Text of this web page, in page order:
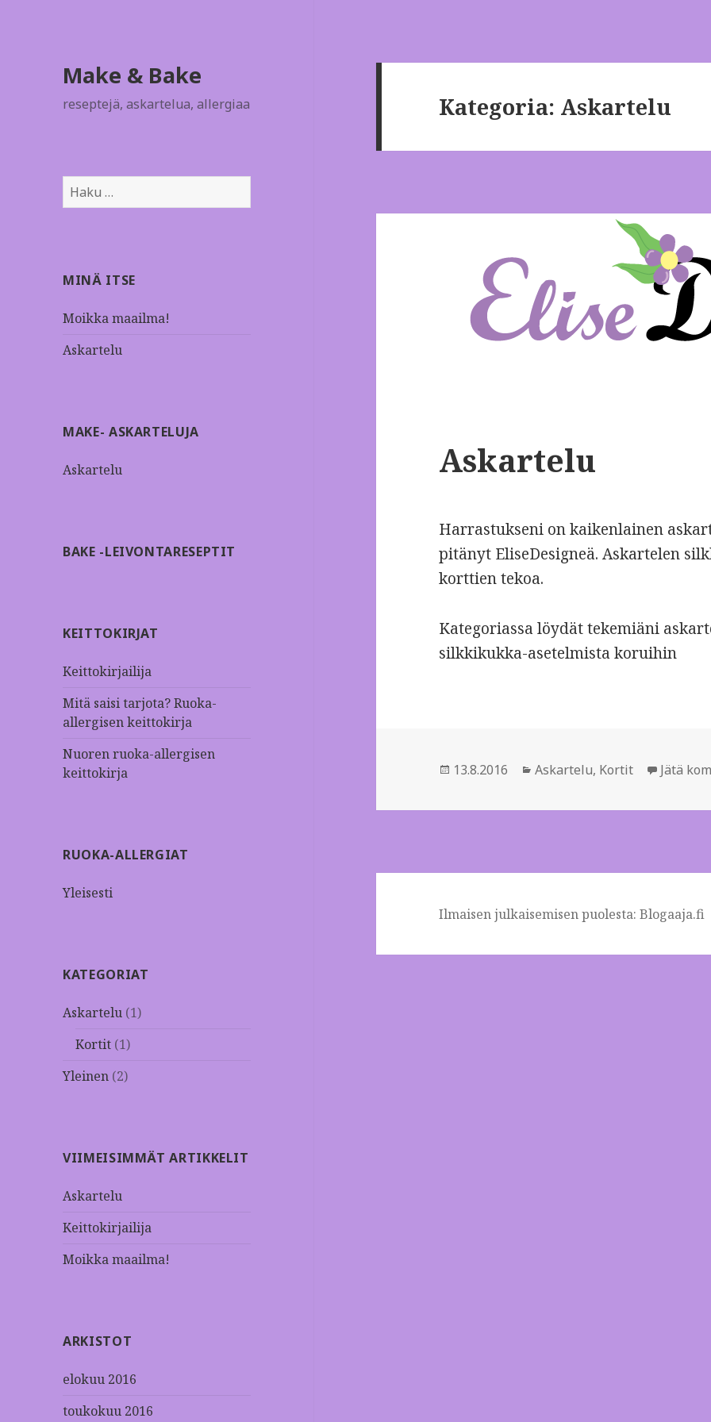
Make & Bake
reseptejä, askartelua, allergiaa
H
a
MINÄ ITSE
Moikka maailma!
Askartelu
MAKE- ASKARTELUJA
Askartelu
BAKE -LEIVONTARESEPTIT
KEITTOKIRJAT
Keittokirjailija
Mitä saisi tarjota? Ruoka-
allergisen keittokirja
Nuoren ruoka-allergisen
keittokirja
RUOKA-ALLERGIAT
Yleisesti
KATEGORIAT
Askartelu (1)
Kortit (1)
Yleinen (2)
VIIMEISIMMÄT ARTIKKELIT
Askartelu
Keittokirjailija
Moikka maailma!
ARKISTOT
elokuu 2016
toukokuu 2016
Kategoria: Askartelu
Askartelu
Harrastukseni on kaikenlainen
pitänyt EliseDesigneä. Askartelen
korttien tekoa.
Kategoriassa löydät tekemiäni
silkkikukka-asetelmista koruihin
Julkaistu
13.8.2016 Kategoriat
Askartelu, Kortit Jätä
Ilmaisen julkaisemisen puolesta:Blogaaja.fi